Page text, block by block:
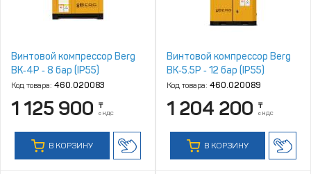
Винтовой компрессор Berg
ВК‑4Р ‑ 8 бар (IP55)
Код товара: 460.020083
1 125 900 ₸
с НДС
В КОРЗИНУ
Винтовой компрессор Berg
ВК‑5.5Р ‑ 12 бар (IP55)
Код товара: 460.020089
1 204 200 ₸
с НДС
В КОРЗИНУ